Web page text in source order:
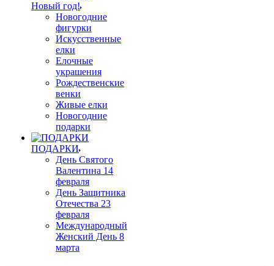
Новый год!
Новогодние
фигурки
Искусственные
елки
Елочные
украшения
Рождественские
венки
Живые елки
Новогодние
подарки
ПОДАРКИ
День Святого
Валентина 14
февраля
День Защитника
Отечества 23
февраля
Международный
Женский День 8
марта